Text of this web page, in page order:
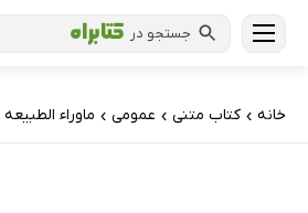
جستجو در
خانه › کتاب‌ متنی › عمومی › ماوراء الطبیعه